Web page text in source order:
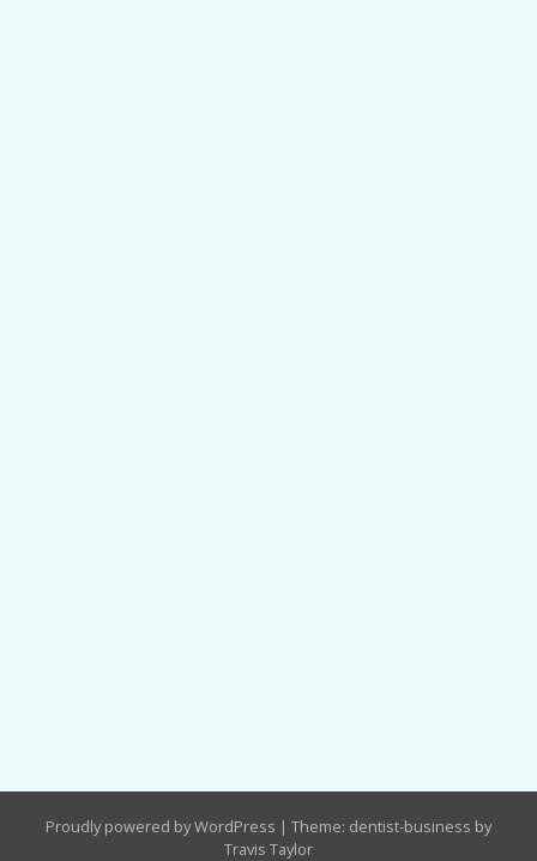
Proudly powered by WordPress | Theme: dentist-business by
Travis Taylor